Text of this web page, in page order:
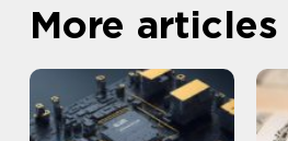
More articles